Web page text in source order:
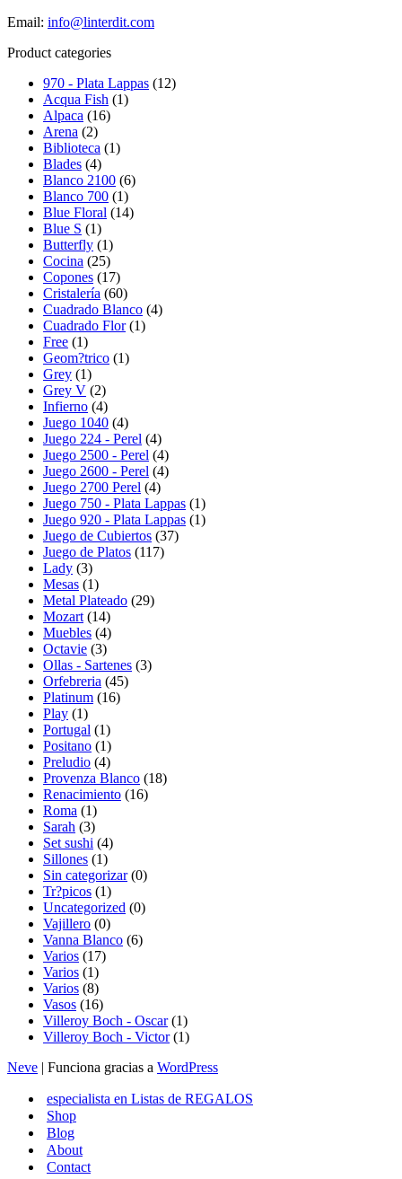
Email: info@linterdit.com
Product categories
970 - Plata Lappas (12)
Acqua Fish (1)
Alpaca (16)
Arena (2)
Biblioteca (1)
Blades (4)
Blanco 2100 (6)
Blanco 700 (1)
Blue Floral (14)
Blue S (1)
Butterfly (1)
Cocina (25)
Copones (17)
Cristalería (60)
Cuadrado Blanco (4)
Cuadrado Flor (1)
Free (1)
Geom?trico (1)
Grey (1)
Grey V (2)
Infierno (4)
Juego 1040 (4)
Juego 224 - Perel (4)
Juego 2500 - Perel (4)
Juego 2600 - Perel (4)
Juego 2700 Perel (4)
Juego 750 - Plata Lappas (1)
Juego 920 - Plata Lappas (1)
Juego de Cubiertos (37)
Juego de Platos (117)
Lady (3)
Mesas (1)
Metal Plateado (29)
Mozart (14)
Muebles (4)
Octavie (3)
Ollas - Sartenes (3)
Orfebreria (45)
Platinum (16)
Play (1)
Portugal (1)
Positano (1)
Preludio (4)
Provenza Blanco (18)
Renacimiento (16)
Roma (1)
Sarah (3)
Set sushi (4)
Sillones (1)
Sin categorizar (0)
Tr?picos (1)
Uncategorized (0)
Vajillero (0)
Vanna Blanco (6)
Varios (17)
Varios (1)
Varios (8)
Vasos (16)
Villeroy Boch - Oscar (1)
Villeroy Boch - Victor (1)
Neve | Funciona gracias a WordPress
especialista en Listas de REGALOS
Shop
Blog
About
Contact